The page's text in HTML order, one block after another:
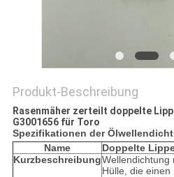
Produkt-Beschreibung
Rasenmäher zerteilt doppelte
G3001656 für Toro
Spezifikationen der
Name
Doppelte
KurzbeschreibungWellendichtung
Hülle, die